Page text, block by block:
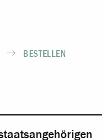
BESTELLEN